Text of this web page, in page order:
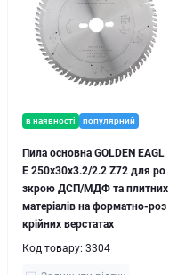
в наявності популярний
Пила основна GOLDEN EAGL
E 250x30x3.2/2.2 Z72 для ро
зкрою ДСП/МДФ та плитних
матеріалів на форматно-роз
крійних верстатах
Код товару: 3304